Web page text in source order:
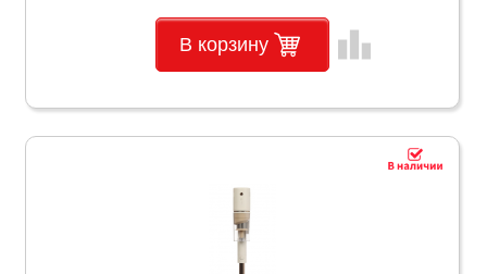
В корзину leaderboard